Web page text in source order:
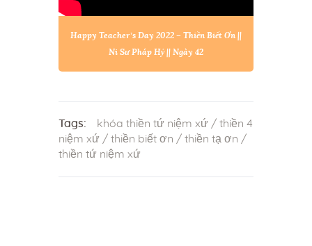
Happy Teacher’s Day 2022 – Thiền Biết Ơn ||
Ni Sư Pháp Hỷ || Ngày 42
Tags: khóa thiền tứ niệm xứ/ thiền 4
niệm xứ / thiền biết ơn / thiền tạ ơn /
thiền tứ niệm xứ